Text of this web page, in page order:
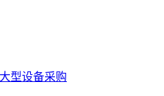
型设备采购